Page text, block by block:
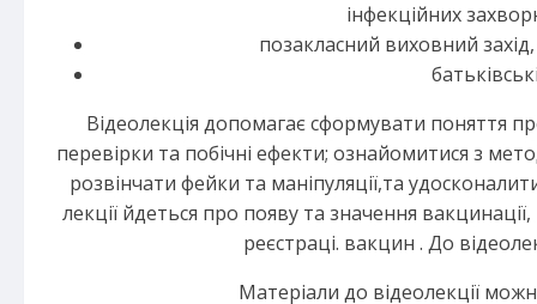
інфекційних
позакласний виховний
Відеолекція допомагає сформувати поняття
перевірки та побічні ефекти; ознайомитися з
розвінчати фейки та маніпуляції,та
лекції йдеться про появу та значення
реєстраці. вакцин . До
Матеріали до відеолекції